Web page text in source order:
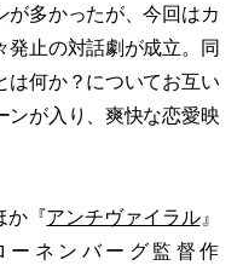
が多かったが、今回はカ
発止の対話劇が成立。同
は何か？についてお互い
ンが入り、爽快な恋愛映
か『アンチヴァイラル』
ーネンバーグ監督作